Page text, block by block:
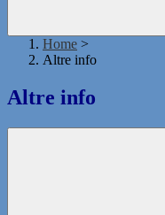
Home >
Altre info
Altre info